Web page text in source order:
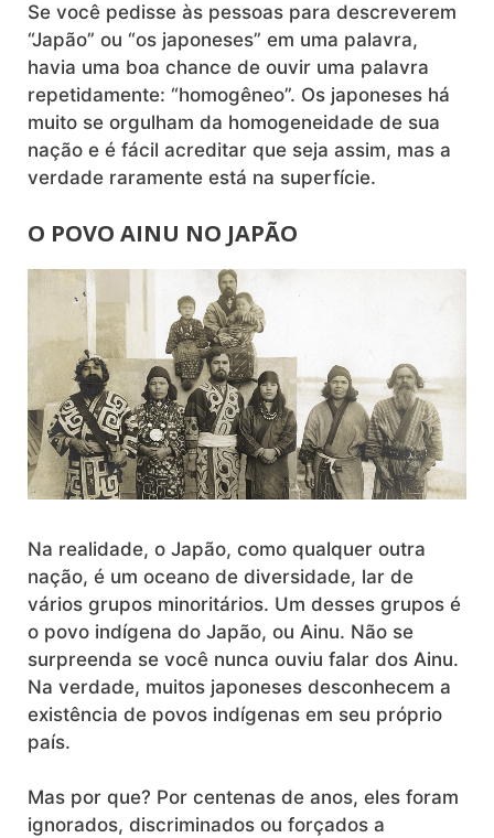
Se você pedisse às pessoas para descreverem
“Japão” ou “os japoneses” em uma palavra,
havia uma boa chance de ouvir uma palavra
repetidamente: “homogêneo”. Os japoneses há
muito se orgulham da homogeneidade de sua
nação e é fácil acreditar que seja assim, mas a
verdade raramente está na superfície.
O POVO AINU NO JAPÃO
Na realidade, o Japão, como qualquer outra
nação, é um oceano de diversidade, lar de
vários grupos minoritários. Um desses grupos é
o povo indígena do Japão, ou Ainu. Não se
surpreenda se você nunca ouviu falar dos Ainu.
Na verdade, muitos japoneses desconhecem a
existência de povos indígenas em seu próprio
país.
Mas por que? Por centenas de anos, eles foram
ignorados, discriminados ou forçados a